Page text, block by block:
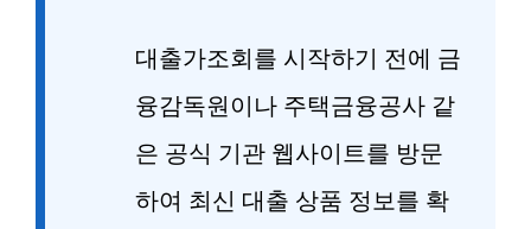
대출가조회를 시작하기 전에 금
융감독원이나 주택금융공사 같
은 공식 기관 웹사이트를 방문
하여 최신 대출 상품 정보를 확